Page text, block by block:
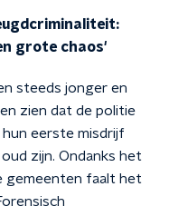
grote chaos'
steeds jonger en
zien dat de politie
eerste misdrijf
zijn. Ondanks het
gemeenten faalt het